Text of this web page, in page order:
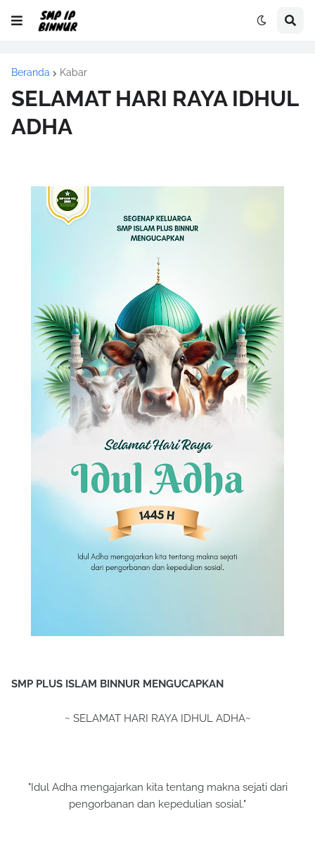
Beranda Kabar
SELAMAT HARI RAYA IDHUL
ADHA
SMP PLUS ISLAM BINNUR MENGUCAPKAN
~ SELAMAT HARI RAYA IDHUL ADHA~
"Idul Adha mengajarkan kita tentang makna sejati dari
pengorbanan dan kepedulian sosial."